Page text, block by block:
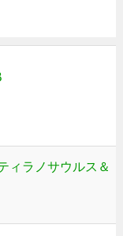
ィラノサウルス＆